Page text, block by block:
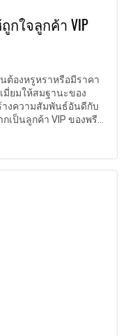
กใจลูกค้า VIP
ต้องหรูหราหรือมีราคา
มี่ยมให้สมฐานะของ
างความสัมพันธ์อันดีกับ
เป็นลูกค้า VIP ของพรี
ทำการบ้านกันซักหน่อย
ยมกันดีกว่า